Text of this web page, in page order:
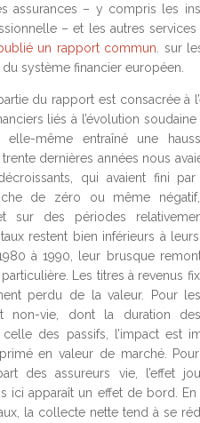
assurances – y compris les
– et les autres services
un rapport commun . sur
système financier européen.
du rapport est consacrée à
liés à l’évolution
même entraîné une
trente dernières années nous
qui avaient fini
de zéro ou même
sur des périodes
restent bien inférieurs à
à 1990, leur brusque
Les titres à revenus
perdu de la valeur. Pour les
non-vie, dont la duration
des passifs, l’impact est
en valeur de marché. Pour
des assureurs vie, l’effet
ici apparaît un effet de bord.
la collecte nette tend à se